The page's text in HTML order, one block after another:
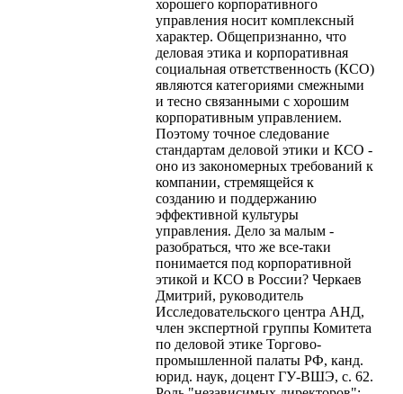
хорошего корпоративного
управления носит комплексный
характер. Общепризнанно, что
деловая этика и корпоративная
социальная ответственность (КСО)
являются категориями смежными
и тесно связанными с хорошим
корпоративным управлением.
Поэтому точное следование
стандартам деловой этики и КСО -
оно из закономерных требований к
компании, стремящейся к
созданию и поддержанию
эффективной культуры
управления. Дело за малым -
разобраться, что же все-таки
понимается под корпоративной
этикой и КСО в России? Черкаев
Дмитрий, руководитель
Исследовательского центра АНД,
член экспертной группы Комитета
по деловой этике Торгово-
промышленной палаты РФ, канд.
юрид. наук, доцент ГУ-ВШЭ, с. 62.